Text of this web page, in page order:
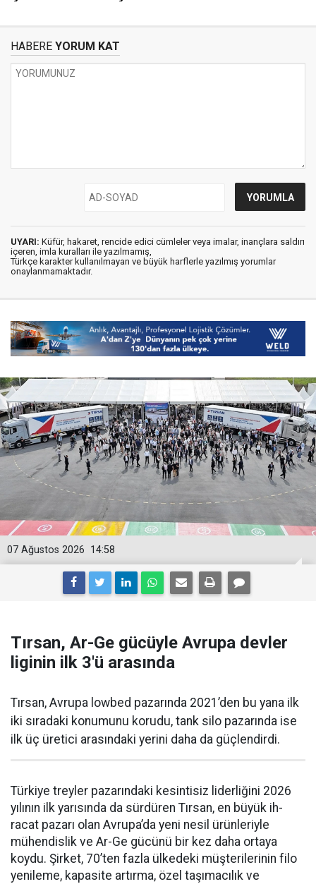
HABERE YORUM KAT
UYARI: Küfür, hakaret, rencide edici cümleler veya imalar, inançlara saldırı
içeren, imla kuralları ile yazılmamış,
Türkçe karakter kullanılmayan ve büyük harflerle yazılmış yorumlar
onaylanmamaktadır.
14:58
07 Ağustos 2026
Tırsan, Ar-Ge gücüyle Avrupa devler
liginin ilk 3'ü arasında
Tırsan, Avrupa lowbed pazarında 2021’den bu yana ilk
iki sıradaki konumunu korudu, tank silo pazarında ise
ilk üç üretici arasındaki yerini daha da güçlen­dirdi.
Türkiye treyler pazarın­daki kesintisiz liderliğini 2026
yılının ilk yarısında da sürdüren Tırsan, en büyük ih­
racat pazarı olan Avrupa’da yeni nesil ürünleriyle
mühendislik ve Ar-Ge gücünü bir kez daha orta­ya
koydu. Şirket, 70’ten fazla ül­kedeki müşterilerinin filo
yenile­me, kapasite artırma, özel taşıma­cılık ve